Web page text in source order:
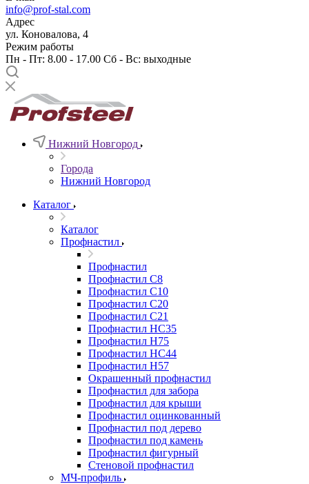
info@prof-stal.com
Адрес
ул. Коновалова, 4
Режим работы
Пн - Пт: 8.00 - 17.00 Сб - Вс: выходные
Нижний Новгород
Города
Нижний Новгород
Каталог
Каталог
Профнастил
Профнастил
Профнастил С8
Профнастил С10
Профнастил С20
Профнастил С21
Профнастил НС35
Профнастил Н75
Профнастил HC44
Профнастил Н57
Окрашенный профнастил
Профнастил для забора
Профнастил для крыши
Профнастил оцинкованный
Профнастил под дерево
Профнастил под камень
Профнастил фигурный
Стеновой профнастил
МЧ-профиль